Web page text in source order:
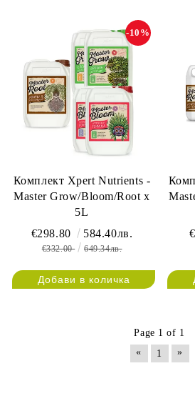
Комплект Xpert Nutrients -
Master Grow/Bloom/Root x
5L
-10%
€298.80 584.40лв.
€332.00 649.34лв.
Page 1 of 1
«
1 »